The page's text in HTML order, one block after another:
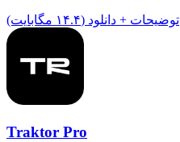
توضیحات + دانلود (۱۴.۴ مگابایت)
Traktor Pro